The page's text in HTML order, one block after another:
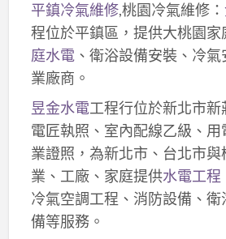
平鎮冷氣維修,桃園冷氣維修：
程位於平鎮區，提供大桃園家
庭水電、衛浴設備安裝、冷
業廠商。
昱金水電工程行位於新北市新
電匠執照、室內配線乙級、
業證照，為新北市、台北市
業、工廠、家庭提供水電工程
冷氣空調工程、消防設備、
備等服務。